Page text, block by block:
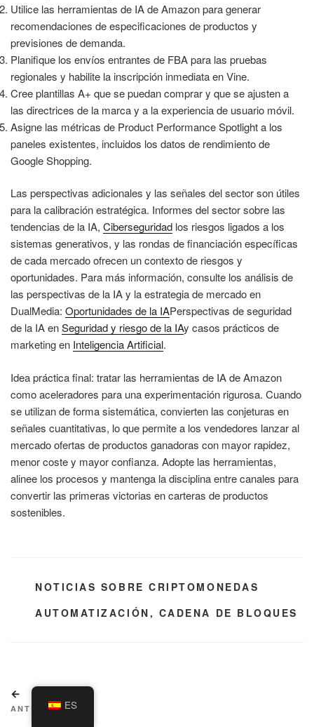
Utilice las herramientas de IA de Amazon para generar
recomendaciones de especificaciones de productos y
previsiones de demanda.
Planifique los envíos entrantes de FBA para las pruebas
regionales y habilite la inscripción inmediata en Vine.
Cree plantillas A+ que se puedan comprar y que se ajusten a
las directrices de la marca y a la experiencia de usuario móvil.
Asigne las métricas de Product Performance Spotlight a los
paneles existentes, incluidos los datos de rendimiento de
Google Shopping.
Las perspectivas adicionales y las señales del sector son útiles
para la calibración estratégica. Informes del sector sobre las
tendencias de la IA, Ciberseguridad los riesgos ligados a los
sistemas generativos, y las rondas de financiación específicas
de cada mercado ofrecen un contexto de riesgos y
oportunidades. Para más información, consulte los análisis de
las perspectivas de la IA y la estrategia de mercado en
DualMedia: Oportunidades de la IAPerspectivas de seguridad
de la IA enSeguridad y riesgo de la IAy casos prácticos de
marketing en Inteligencia Artificial.
Idea práctica final: tratar las herramientas de IA de Amazon
como aceleradores para una experimentación rigurosa. Cuando
se utilizan de forma sistemática, convierten las conjeturas en
señales cuantitativas, lo que permite a los vendedores lanzar al
mercado ofertas de productos ganadoras con mayor rapidez,
menor coste y mayor confianza. Adopte las herramientas,
alinee los procesos y mantenga la disciplina entre canales para
convertir las primeras victorias en carteras de productos
sostenibles.
CATEGORÍAS
NOTICIAS SOBRE CRIPTOMONEDAS
ETIQUETAS
AUTOMATIZACIÓN , CADENA DE BLOQUES
Navegación
deEntrada
anterior:
ANTERIOR ES